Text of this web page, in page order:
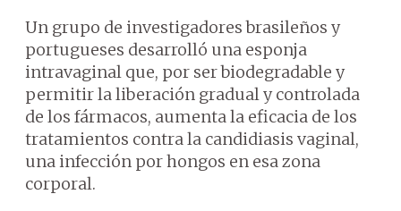
Un grupo de investigadores brasileños y
portugueses desarrolló una esponja
intravaginal que, por ser biodegradable y
permitir la liberación gradual y controlada
de los fármacos, aumenta la eficacia de los
tratamientos contra la candidiasis vaginal,
una infección por hongos en esa zona
corporal.